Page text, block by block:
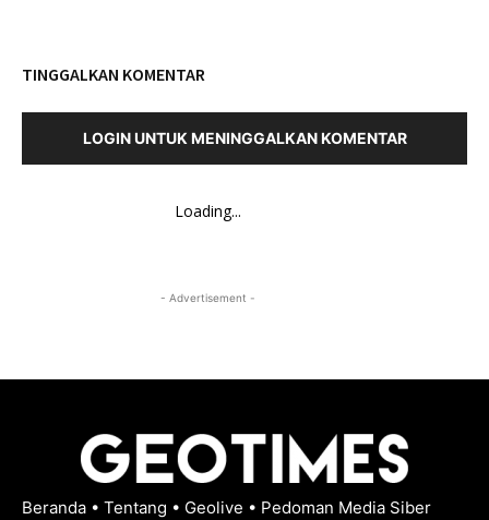
TINGGALKAN KOMENTAR
LOGIN UNTUK MENINGGALKAN KOMENTAR
Loading...
- Advertisement -
Beranda • Tentang • Geolive • Pedoman Media Siber